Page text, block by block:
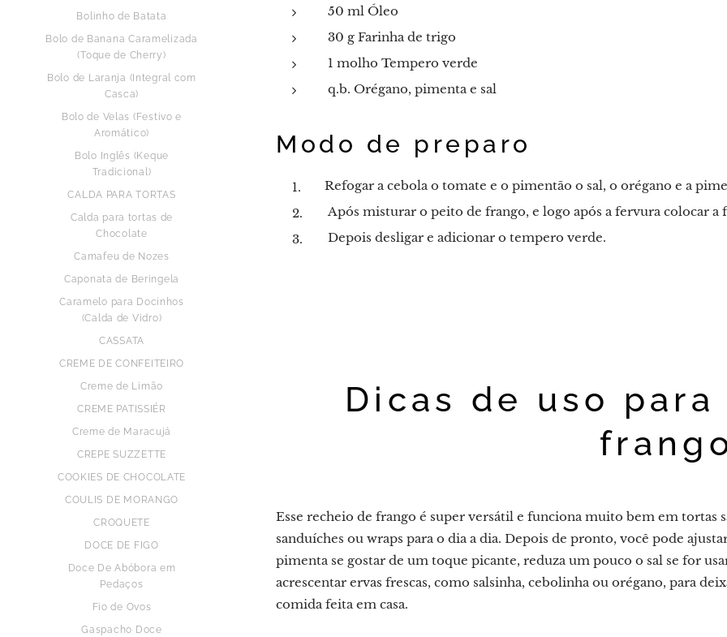
Bolinho de Batata
Bolo de Banana Caramelizada
(Toque de Cherry)
Bolo de Laranja (Integral com
Casca)
Bolo de Velas (Festivo e
Aromático)
Bolo Inglês (Keque
Tradicional)
CALDA PARA TORTAS
Calda para tortas de
Chocolate
Camafeu de Nozes
Caponata de Beringela
Caramelo para Docinhos
(Calda de Vidro)
CASSATA
CREME DE CONFEITEIRO
Creme de Limão
CREME PATISSIÉR
Creme de Maracujá
CREPE SUZZETTE
COOKIES DE CHOCOLATE
COULIS DE MORANGO
CROQUETE
DOCE DE FIGO
Doce De Abóbora em
Pedaços
Fio de Ovos
Gaspacho Doce
50 ml Óleo
30 g Farinha de trigo
1 molho Tempero verde
q.b. Orégano, pimenta e sal
Modo de preparo
Refogar a cebola o tomate e o pimentão o sal, o orégano e a
Após misturar o peito de frango, e logo após a fervura colocar a
Depois desligar e adicionar o tempero verde.
Dicas de uso
Esse recheio de frango é super versátil e funciona muito bem em tortas
sanduíches ou wraps para o dia a dia. Depois de pronto, você pode
pimenta se gostar de um toque picante, reduza um pouco o sal se for
acrescentar ervas frescas, como salsinha, cebolinha ou orégano, para
comida feita em casa.